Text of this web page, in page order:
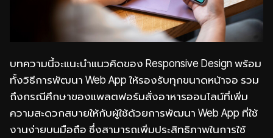
บทความนี้จะแนะนำแนวคิดของ Responsive Design พร้อม
ทั้งวิธีการพัฒนา Web App ให้รองรับทุกขนาดหน้าจอ รวม
ถึงกรณีศึกษาของแพลตฟอร์มสั่งอาหารออนไลน์ที่เพิ่ม
ความสะดวกสบายให้กับผู้ใช้ด้วยการพัฒนา Web App ที่ใช้
งานง่ายบนมือถือ ซึ่งสามารถเพิ่มประสิทธิภาพในการใช้